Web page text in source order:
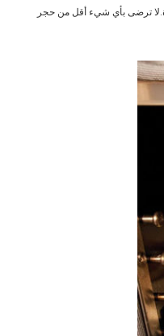
ترضى بأي شيء أقل من حجر